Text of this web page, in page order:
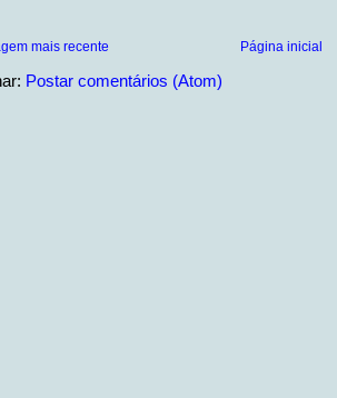
mais recente Página inicial
Postar comentários (Atom)